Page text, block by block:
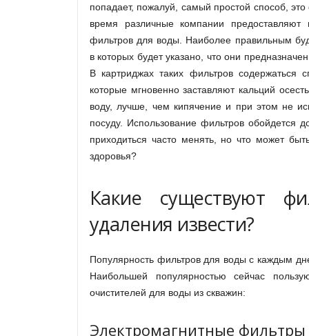
попадает, пожалуй, самый простой способ,
время различные компании предоставляют
фильтров для воды. Наиболее правильным
в которых будет указано, что они
В картриджах таких фильтров содержаться
которые мгновенно заставляют кальций
воду, лучше, чем кипячение и при этом не
посуду. Использование фильтров обойдется
приходиться часто менять, но что может
здоровья?
Какие существуют
удаления извести?
Популярность фильтров для воды с каждым
Наибольшей популярностью сейчас
очистителей для воды из скважин:
Электромагнитные фильтры